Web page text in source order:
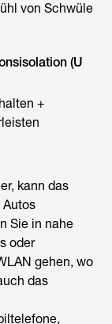
von Schwüle
(U
+
kann das
Autos
Sie in nahe
oder
gehen, wo
das